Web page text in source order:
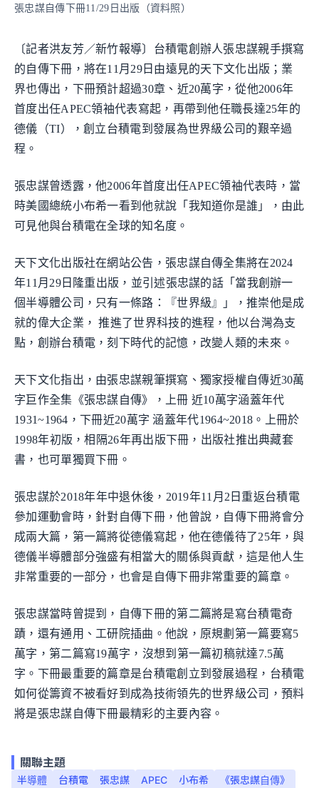
張忠謀自傳下冊11/29日出版（資料照）
〔記者洪友芳／新竹報導〕台積電創辦人張忠謀親手撰寫
的自傳下冊，將在11月29日由遠見的天下文化出版；業
界也傳出，下冊預計超過30章、近20萬字，從他2006年
首度出任APEC領袖代表寫起，再帶到他任職長達25年的
德儀（TI），創立台積電到發展為世界級公司的艱辛過
程。
張忠謀曾透露，他2006年首度出任APEC領袖代表時，當
時美國總統小布希一看到他就說「我知道你是誰」，由此
可見他與台積電在全球的知名度。
天下文化出版社在網站公告，張忠謀自傳全集將在2024
年11月29日隆重出版，並引述張忠謀的話「當我創辦一
個半導體公司，只有一條路：『世界級』」，推崇他是成
就的偉大企業， 推進了世界科技的進程，他以台灣為支
點，創辦台積電，刻下時代的記憶，改變人類的未來。
天下文化指出，由張忠謀親筆撰寫、獨家授權自傳近30萬
字巨作全集《張忠謀自傳》，上冊 近10萬字涵蓋年代
1931~1964，下冊近20萬字 涵蓋年代1964~2018。上冊於
1998年初版，相隔26年再出版下冊，出版社推出典藏套
書，也可單獨買下冊。
張忠謀於2018年年中退休後，2019年11月2日重返台積電
參加運動會時，針對自傳下冊，他曾說，自傳下冊將會分
成兩大篇，第一篇將從德儀寫起，他在德儀待了25年，與
德儀半導體部分強盛有相當大的關係與貢獻，這是他人生
非常重要的一部分，也會是自傳下冊非常重要的篇章。
張忠謀當時曾提到，自傳下冊的第二篇將是寫台積電奇
蹟，還有通用、工研院插曲。他說，原規劃第一篇要寫5
萬字，第二篇寫19萬字，沒想到第一篇初稿就達7.5萬
字。下冊最重要的篇章是台積電創立到發展過程，台積電
如何從籌資不被看好到成為技術領先的世界級公司，預料
將是張忠謀自傳下冊最精彩的主要內容。
關聯主題
半導體 台積電 張忠謀 APEC 小布希
《張忠謀自傳》